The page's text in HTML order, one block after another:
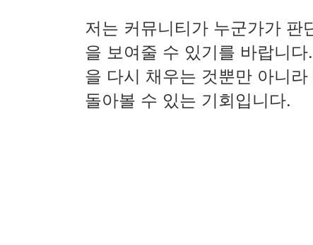
저는 커뮤니티가 누군가가 판
을 보여줄 수 있기를 바랍니
을 다시 채우는 것뿐만 아니
돌아볼 수 있는 기회입니다.